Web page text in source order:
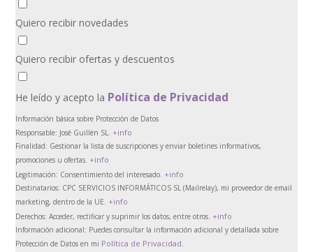
Quiero recibir novedades
Quiero recibir ofertas y descuentos
He leído y acepto la Política de Privacidad
Información básica sobre Protección de Datos
Responsable: José Guillén SL. +info
Finalidad: Gestionar la lista de suscripciones y enviar boletines informativos,
promociones u ofertas. +info
Legitimación: Consentimiento del interesado. +info
Destinatarios: CPC SERVICIOS INFORMÁTICOS SL (Mailrelay), mi proveedor de email
marketing, dentro de la UE. +info
Derechos: Acceder, rectificar y suprimir los datos, entre otros. +info
Información adicional: Puedes consultar la información adicional y detallada sobre
Protección de Datos en mi Política de Privacidad